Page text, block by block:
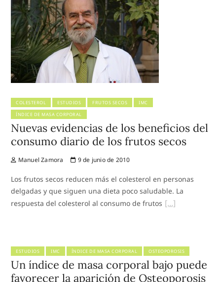
COLESTEROL ESTUDIOS FRUTOS SECOS
IMC
ÍNDICE DE MASA CORPORAL
Nuevas evidencias de los beneficios del
consumo diario de los frutos secos
Manuel Zamora 9 de junio de 2010
Los frutos secos reducen más el colesterol en personas
delgadas y que siguen una dieta poco saludable. La
respuesta del colesterol al consumo de frutos
ESTUDIOS IMC ÍNDICE DE MASA CORPORAL OSTEOPOROSIS
Un índice de masa corporal bajo puede
favorecer la aparición de Osteoporosis